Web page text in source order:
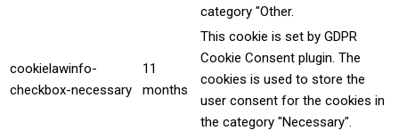
category "Other.
cookielawinfo-
checkbox-necessary
11
months
This cookie is set by GDPR
Cookie Consent plugin. The
cookies is used to store the
user consent for the cookies in
the category "Necessary".